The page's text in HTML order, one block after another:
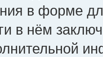
в форме
в нём